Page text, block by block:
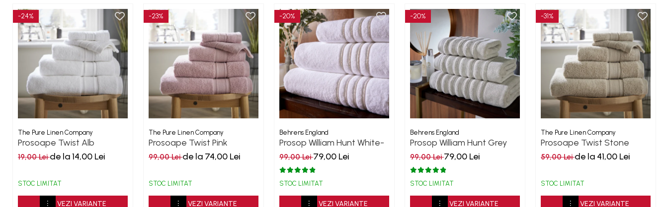
-24%
The Pure Linen Company
Prosoape Twist Alb
500GSM
19,00 Leide la 14,00 Lei
STOC LIMITAT
VEZI VARIANTE
-23%
The Pure Linen Company
Prosoape Twist Pink
500GSM
99,00 Leide la 74,00 Lei
STOC LIMITAT
VEZI VARIANTE
-20%
Behrens England
Prosop William Hunt White-
Grey 600GSM
99,00 Lei79,00 Lei
STOC LIMITAT
VEZI VARIANTE
-20%
Behrens England
Prosop William Hunt Grey
600GSM
99,00 Lei79,00 Lei
STOC LIMITAT
VEZI VARIANTE
-31%
The Pure Linen Company
Prosoape Twist Stone
500GSM
59,00 Leide la 41,00 Lei
STOC LIMITAT
VEZI VARIANTE